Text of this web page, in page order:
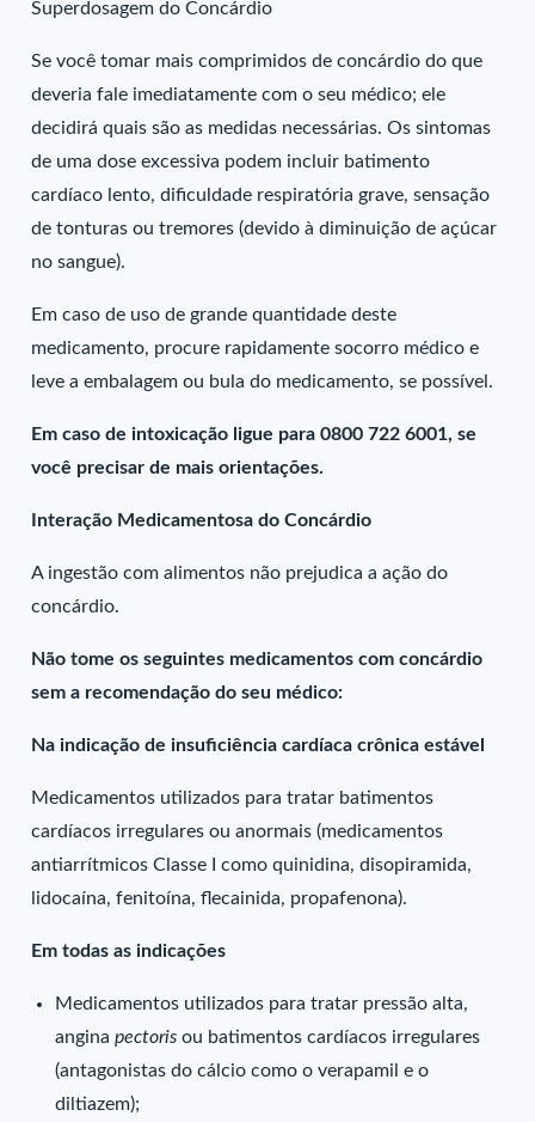
Superdosagem do Concárdio
Se você tomar mais comprimidos de concárdio do que
deveria fale imediatamente com o seu médico; ele
decidirá quais são as medidas necessárias. Os sintomas
de uma dose excessiva podem incluir batimento
cardíaco lento, dificuldade respiratória grave, sensação
de tonturas ou tremores (devido à diminuição de açúcar
no sangue).
Em caso de uso de grande quantidade deste
medicamento, procure rapidamente socorro médico e
leve a embalagem ou bula do medicamento, se possível.
Em caso de intoxicação ligue para 0800 722 6001, se
você precisar de mais orientações.
Interação Medicamentosa do Concárdio
A ingestão com alimentos não prejudica a ação do
concárdio.
Não tome os seguintes medicamentos com concárdio
sem a recomendação do seu médico:
Na indicação de insuficiência cardíaca crônica estável
Medicamentos utilizados para tratar batimentos
cardíacos irregulares ou anormais (medicamentos
antiarrítmicos Classe I como quinidina, disopiramida,
lidocaína, fenitoína, flecainida, propafenona).
Em todas as indicações
Medicamentos utilizados para tratar pressão alta,
anginapectorisou batimentos cardíacos irregulares
(antagonistas do cálcio como o verapamil e o
diltiazem);